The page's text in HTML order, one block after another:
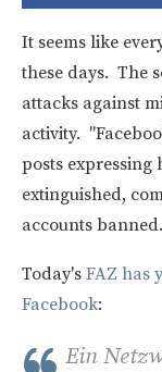
It seems like
these days. The
attacks against
activity.
posts expressing
extinguished,
accounts banned.
Today's FAZ has
Facebook:
Ein